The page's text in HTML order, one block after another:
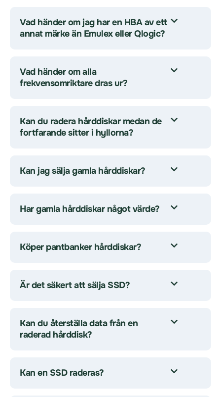
Vad händer om jag har en HBA av ett
annat märke än Emulex eller Qlogic?
Vad händer om alla
frekvensomriktare dras ur?
Kan du radera hårddiskar medan de
fortfarande sitter i hyllorna?
Kan jag sälja gamla hårddiskar?
Har gamla hårddiskar något värde?
Köper pantbanker hårddiskar?
Är det säkert att sälja SSD?
Kan du återställa data från en
raderad hårddisk?
Kan en SSD raderas?